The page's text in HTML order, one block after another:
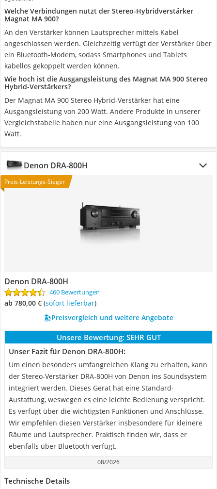
Welche Verbindungen nutzt der Stereo-Hybridverstärker
Magnat MA 900?
An den Verstärker können Lautsprecher mittels Kabel
angeschlossen werden. Gleichzeitig verfügt der Verstärker über
ein Bluetooth-Modem, sodass Smartphones und Tablets
kabellos gekoppelt werden können.
Wie hoch ist die Ausgangsleistung des Magnat MA 900 Stereo
Hybrid-Verstärkers?
Der Magnat MA 900 Stereo Hybrid-Verstärker hat eine
Ausgangsleistung von 200 Watt. Andere Produkte in unserer
Vergleichstabelle haben nur eine Ausgangsleistung von 100
Watt.
Denon DRA-800H
Preis-Leistungs-Sieger
Denon DRA-800H
460 Bewertungen
ab 780,00 € ( Sofort lieferbar)
Preisvergleich und weitere Angebote
Unsere Bewertung: SEHR GUT
Unser Fazit für Denon DRA-800H:
Um einen besonders umfangreichen Klang zu erhalten, kann
der Stereo-Verstärker DRA-800H von Denon ins Soundsystem
integriert werden. Dieses Gerät hat eine Standard-
Austattung, weswegen es eine leichte Bedienung verspricht.
Es verfügt über die wichtigsten Funktionen und Anschlüsse.
Wir empfehlen diesen Verstärker insbesondere für kleinere
Räume und Lautsprecher. Praktisch finden wir, dass er
ebenfalls über Bluetooth verfügt.
08/2026
Technische Details